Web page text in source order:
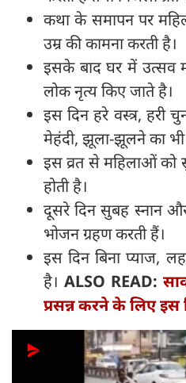
कथा के समापन पर
उम्र की कामना करती है।
इसके बाद घर में उत्सव
लोक नृत्य किए जाते है।
इस दिन हरे वस्त्र, हरी
मेहंदी, झूला-झूलने का भी
इस व्रत से महिलाओं को
होती है।
दूसरे दिन सुबह स्नान
भोजन ग्रहण करती हैं।
इस दिन बिना प्याज,
है। ALSO READ:
प्रसन्न करने के लिए इस